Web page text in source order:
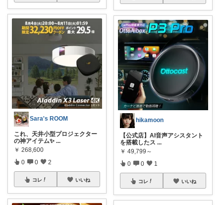
Sara's ROOM
これ、天井小型プロジェクター
の神アイテム✨ ...
￥ 268,600
0 0 2
コレ いいね
hikamoon
【公式店】AI音声アシスタント
を搭載したス ...
￥ 49,799～
0 0 1
コレ いいね